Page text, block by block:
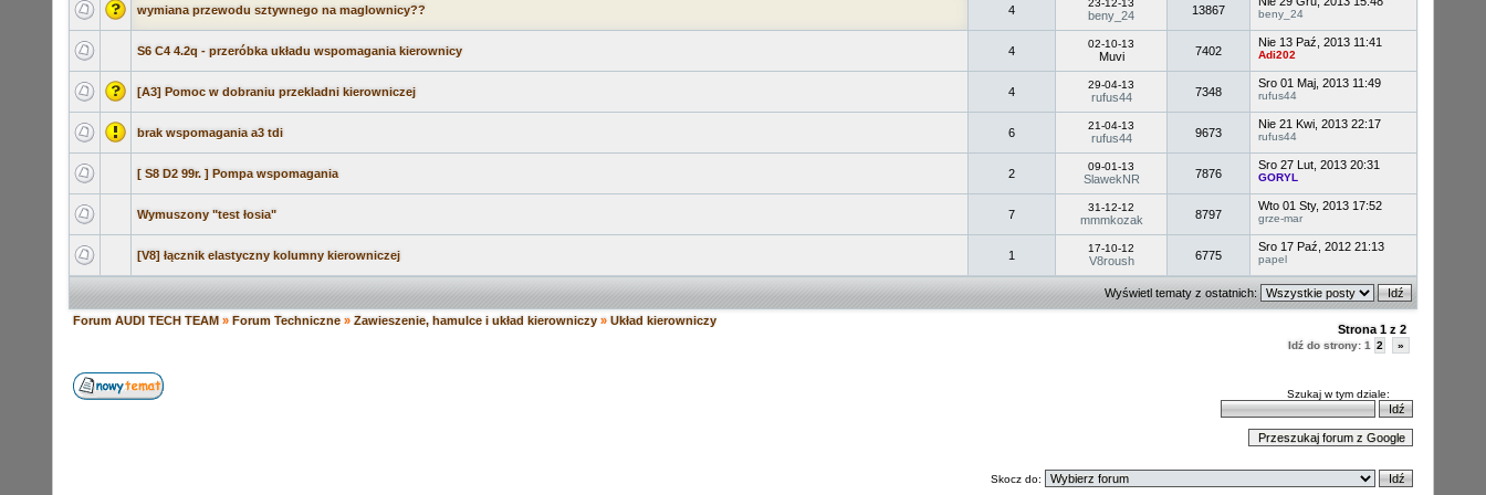
wymiana przewodu sztywnego na maglownicy?? 4
23-12-13
beny_24 13867 beny_24
S6 C4 4.2q - przeróbka układu wspomagania kierownicy 4
02-10-13
Muvi 7402
Nie 13 Paź, 2013 11:41
Adi202
[A3] Pomoc w dobraniu przekladni kierowniczej 4
29-04-13
rufus44 7348
Sro 01 Maj, 2013 11:49
rufus44
brak wspomagania a3 tdi 6
21-04-13
rufus44 9673
Nie 21 Kwi, 2013 22:17
rufus44
[ S8 D2 99r. ] Pompa wspomagania 2
09-01-13
SlawekNR 7876
Sro 27 Lut, 2013 20:31
GORYL
Wymuszony "test łosia" 7
31-12-12
mmmkozak 8797
Wto 01 Sty, 2013 17:52
grze-mar
[V8] łącznik elastyczny kolumny kierowniczej 1
17-10-12
V8roush 6775
Sro 17 Paź, 2012 21:13
papel
Wyświetl tematy z ostatnich:
Forum AUDI TECH TEAM » Forum Techniczne » Zawieszenie, hamulce i układ kierowniczy » Układ kierowniczy
Strona 1 z 2
Idź do strony: 1 2 »
Szukaj w tym dziale:
Skocz do: